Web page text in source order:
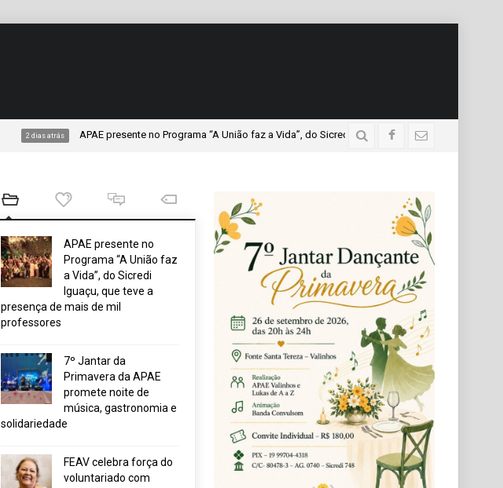
APAE presente no Programa “A União faz a Vida”, do Sicredi Iguaçu, que teve a presença de mais de
APAE presente no
Programa “A União faz
a Vida”, do Sicredi
Iguaçu, que teve a
presença de mais de mil
professores
7º Jantar da
Primavera da APAE
promete noite de
música, gastronomia e
solidariedade
FEAV celebra força do
voluntariado com